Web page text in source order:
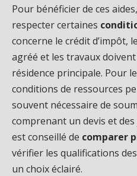
Pour bénéficier de ces
respecter certaines
concerne le crédit d’impôt,
agréé et les travaux
résidence principale. Pour
conditions de ressources
souvent nécessaire de
comprenant un devis et
est conseillé de comparer
vérifier les qualifications
un choix éclairé.